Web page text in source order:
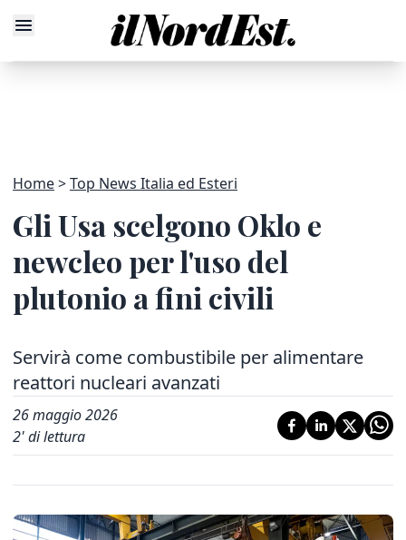
Home Top News Italia ed Esteri
Gli Usa scelgono Oklo e
newcleo per l'uso del
plutonio a fini civili
Servirà come combustibile per alimentare
reattori nucleari avanzati
26 maggio 2026
2' di lettura